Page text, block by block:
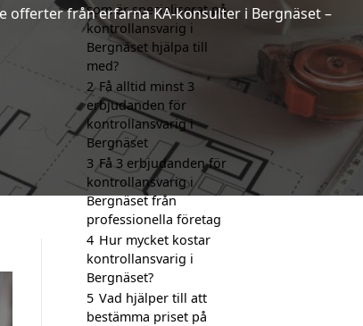
offerter från erfarna KA-konsulter i Bergnäset –
som är specialiserat på
kontrollansvarig i
Bergnäset hjälpa till
med?
2 Få alltid minst 3
erbjudanden för
kontrollansvarig i
Bergnäset
3 Få 3 erbjudanden för
kontrollansvarig i
Bergnäset från
professionella företag
4 Hur mycket kostar
kontrollansvarig i
Bergnäset?
5 Vad hjälper till att
bestämma priset på